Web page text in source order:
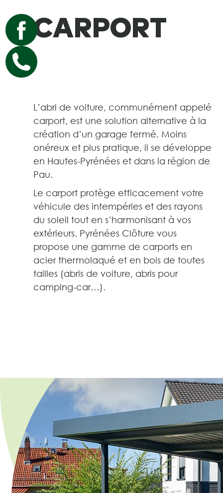
CARPORT
L’abri de voiture, communément appelé
carport, est une solution alternative à la
création d’un garage fermé. Moins
onéreux et plus pratique, il se développe
en Hautes-Pyrénées et dans la région de
Pau.
Le carport protège efficacement votre
véhicule des intempéries et des rayons
du soleil tout en s’harmonisant à vos
extérieurs. Pyrénées Clôture vous
propose une gamme de carports en
acier thermolaqué et en bois de toutes
tailles (abris de voiture, abris pour
camping-car…).